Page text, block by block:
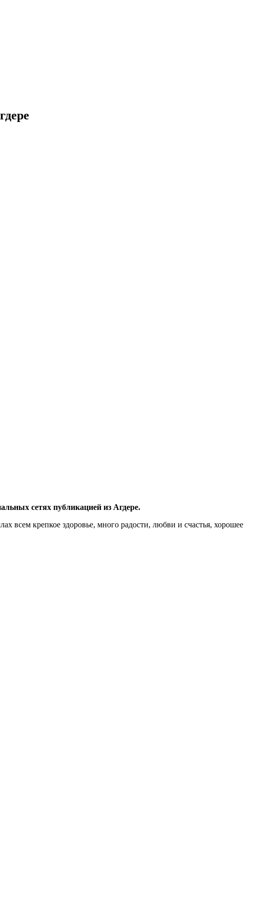
сетях публикацией из Агдере.
крепкое здоровье, много радости, любви и счастья, хорошее